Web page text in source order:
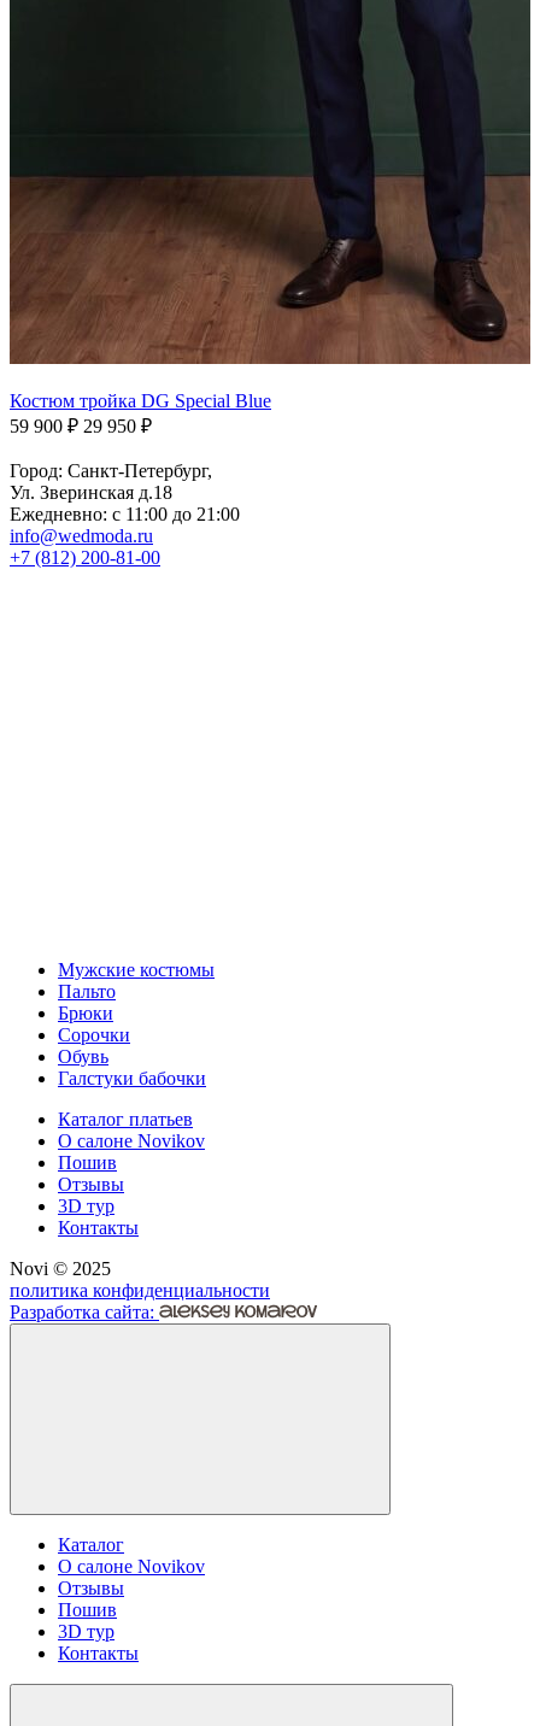
Костюм тройка DG Special Blue
59 900 ₽ 29 950 ₽
Город: Санкт-Петербург,
Ул. Зверинская д.18
Ежедневно: с 11:00 до 21:00
info@wedmoda.ru
+7 (812) 200-81-00
Мужские костюмы
Пальто
Брюки
Сорочки
Обувь
Галстуки бабочки
Каталог платьев
О салоне Novikov
Пошив
Отзывы
3D тур
Контакты
Novi © 2025
политика конфиденциальности
Разработка сайта:
Каталог
О салоне Novikov
Отзывы
Пошив
3D тур
Контакты